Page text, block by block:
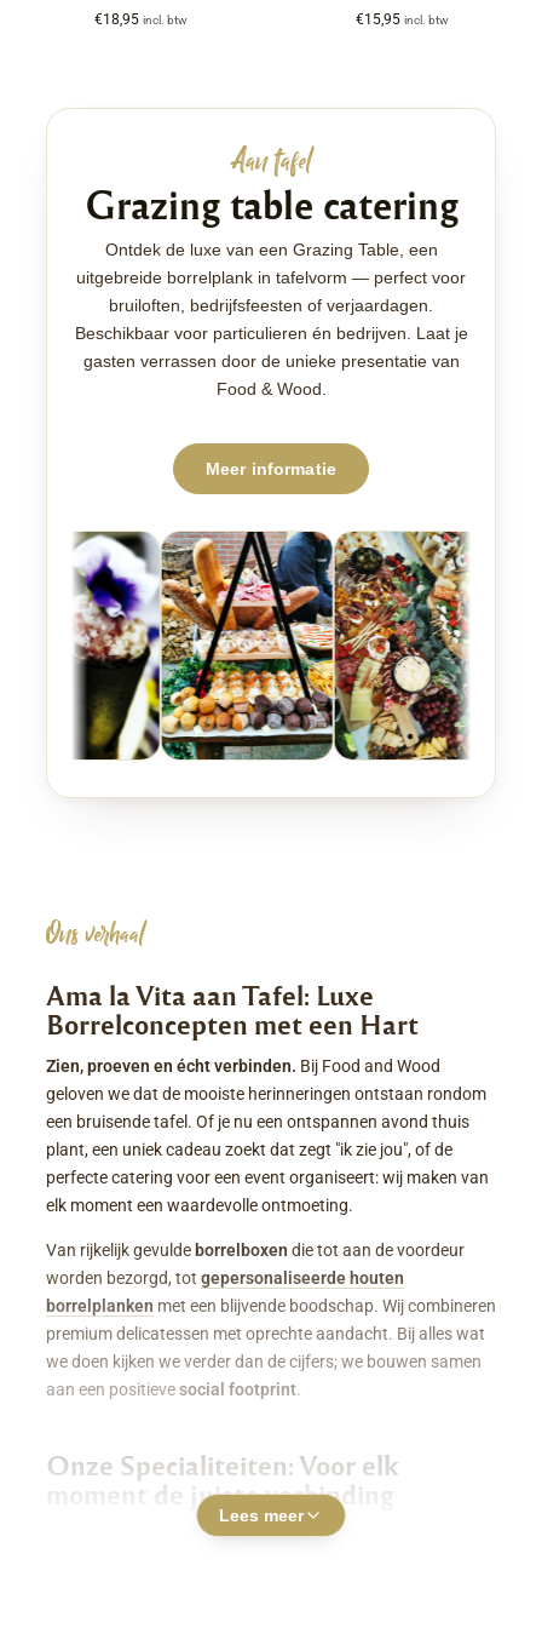
€18,95 incl. btw €15,95 incl. btw
Aan tafel
Grazing table catering
Ontdek de luxe van een Grazing Table, een
uitgebreide borrelplank in tafelvorm — perfect voor
bruiloften, bedrijfsfeesten of verjaardagen.
Beschikbaar voor particulieren én bedrijven. Laat je
gasten verrassen door de unieke presentatie van
Food & Wood.
Meer informatie
Ons verhaal
Ama la Vita aan Tafel: Luxe
Borrelconcepten met een Hart
Zien, proeven en écht verbinden. Bij Food and Wood
geloven we dat de mooiste herinneringen ontstaan rondom
een bruisende tafel. Of je nu een ontspannen avond thuis
plant, een uniek cadeau zoekt dat zegt "ik zie jou", of de
perfecte catering voor een event organiseert: wij maken van
elk moment een waardevolle ontmoeting.
Van rijkelijk gevuldeborrelboxen die tot aan de voordeur
worden bezorgd, tot gepersonaliseerde houten
borrelplanken met een blijvende boodschap. Wij combineren
premium delicatessen met oprechte aandacht. Bij alles wat
we doen kijken we verder dan de cijfers; we bouwen samen
aan een positievesocial footprint.
Onze Specialiteiten: Voor elk
moment de juiste verbinding
Luxe Borrelboxen & Borrelpakketten
Lees meer